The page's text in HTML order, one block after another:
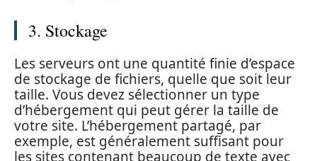
3. Stockage
Les serveurs ont une quantité finie d’espace
de stockage de fichiers, quelle que soit leur
taille. Vous devez sélectionner un type
d’hébergement qui peut gérer la taille de
votre site. L’hébergement partagé, par
exemple, est généralement suffisant pour
les sites contenant beaucoup de texte avec